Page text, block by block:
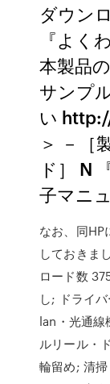
ダウン
『よく
本製品
サンプ
い
＞ －［
ド］ N
子マニ
なお、同HP
しておきま
ロード数
し; ドライ
lan・光通線
ルリール・
輪留め; 清